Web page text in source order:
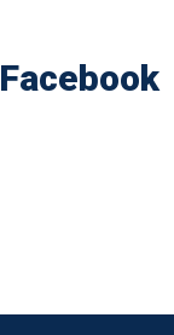
Facebook